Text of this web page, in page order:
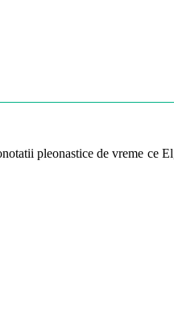
pleonastice de vreme ce